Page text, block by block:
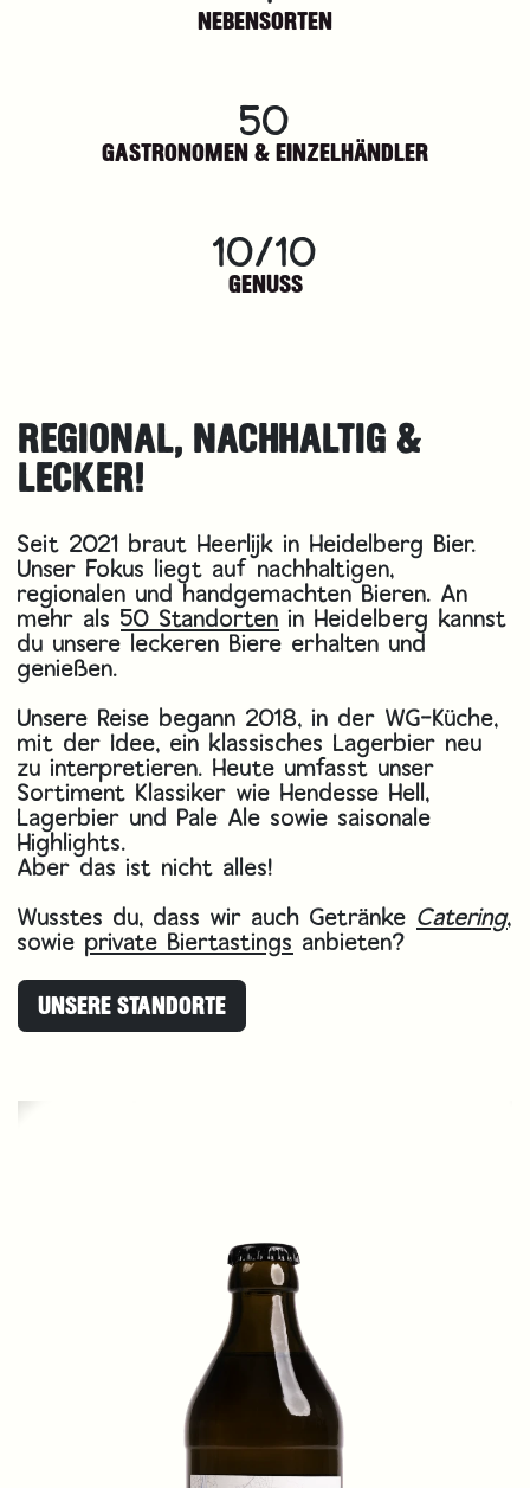
NEBENSORTEN
50
GASTRONOMEN & EINZELHÄNDLER
10/10
GENUSS
REGIONAL, NACHHALTIG &
LECKER!
Seit 2021 braut Heerlijk in Heidelberg Bier.
Unser Fokus liegt auf nachhaltigen,
regionalen und handgemachten Bieren. An
mehr als 50 Standorten in Heidelberg kannst
du unsere leckeren Biere erhalten und
genießen.
Unsere Reise begann 2018, in der WG-Küche,
mit der Idee, ein klassisches Lagerbier neu
zu interpretieren. Heute umfasst unser
Sortiment Klassiker wie Hendesse Hell,
Lagerbier und Pale Ale sowie saisonale
Highlights.
Aber das ist nicht alles!
Wusstes du, dass wir auch Getränke Catering,
sowie private Biertastings anbieten?
UNSERE STANDORTE